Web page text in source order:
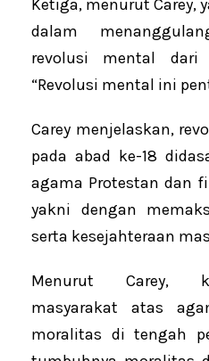
Ketiga, menurut Carey,
dalam
revolusi mental dari
“Revolusi mental ini
Carey menjelaskan,
pada abad ke-18
agama Protestan dan
yakni dengan
serta kesejahteraan
Menurut Carey,
masyarakat atas
moralitas di tengah